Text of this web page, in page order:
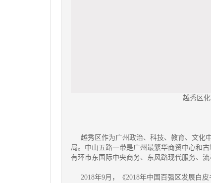
越秀区
越秀区作为广州政治、科技、教育、文化
局。中山五路一带是广州最繁华商贸中心和
有环市东国际中央商务、东风路现代服务、流
2018年9月，《2018年中国百强区发展白